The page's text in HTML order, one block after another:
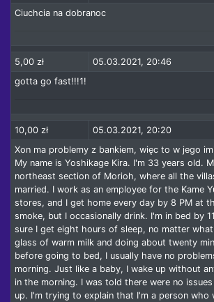
Ciuchcia na dobranoc
5,00 zł 05.03.2021, 20:46
gotta go fast!!!1!
10,00 zł 05.03.2021, 20:20
Xon ma problemy z bankiem, więc to w jego
My name is Yoshikage Kira. I'm 33 years old.
northeast section of Morioh, where all the
married. I work as an employee for the Kame
stores, and I get home every day by 8 PM at
smoke, but I occasionally drink. I'm in bed by
sure I get eight hours of sleep, no matter
glass of warm milk and doing about twenty
before going to bed, I usually have no
morning. Just like a baby, I wake up without
in the morning. I was told there were no
up. I'm trying to explain that I'm a person who